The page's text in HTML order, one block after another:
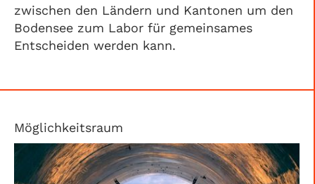
zwischen den Ländern und Kantonen um den
Bodensee zum Labor für gemeinsames
Entscheiden werden kann.
Möglichkeitsraum